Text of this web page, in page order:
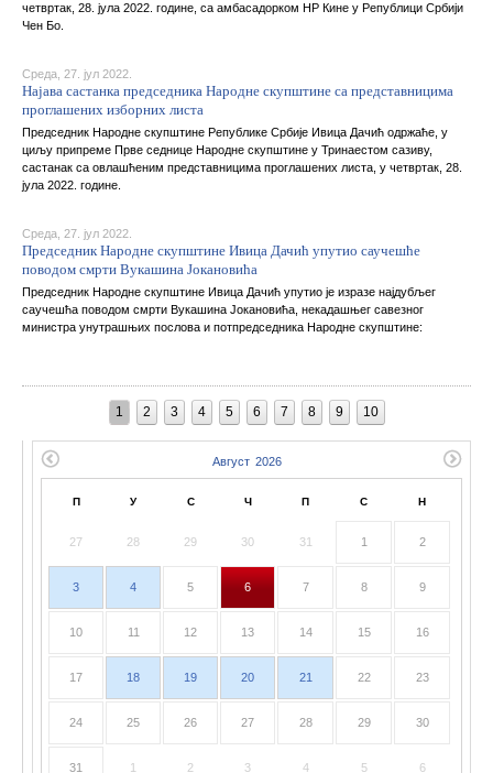
четвртак, 28. јула 2022. године, са амбасадорком НР Кине у Републици Србији
Чен Бо.
Среда, 27. јул 2022.
Најава састанка председника Народне скупштине са представницима
проглашених изборних листа
Председник Народне скупштине Републике Србије Ивица Дачић одржаће, у
циљу припреме Прве седнице Народне скупштине у Тринаестом сазиву,
састанак са овлашћеним представницима проглашених листа, у четвртак, 28.
јула 2022. године.
Среда, 27. јул 2022.
Председник Народне скупштине Ивица Дачић упутио саучешће
поводом смрти Вукашина Јокановића
Председник Народне скупштине Ивица Дачић упутио је изразе најдубљег
саучешћа поводом смрти Вукашина Јокановића, некадашњег савезног
министра унутрашњих послова и потпредседника Народне скупштине:
1 2 3 4 5 6 7 8 9 10
П У С Ч П С Н
27 28 29 30 31 1 2
3 4 5 6 7 8 9
10 11 12 13 14 15 16
17 18 19 20 21 22 23
24 25 26 27 28 29 30
31 1 2 3 4 5 6